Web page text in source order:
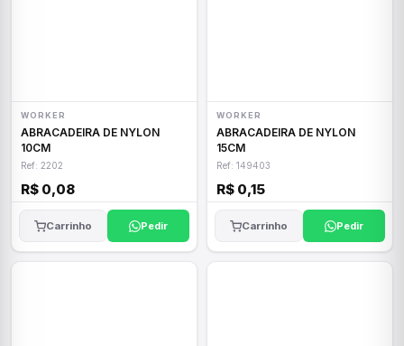
WORKER
ABRACADEIRA DE NYLON
10CM
Ref: 2202
R$ 0,08
Carrinho Pedir
WORKER
ABRACADEIRA DE NYLON
15CM
Ref: 149403
R$ 0,15
Carrinho Pedir